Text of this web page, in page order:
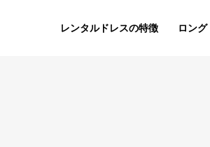
レンタルドレスの特徴 ロン